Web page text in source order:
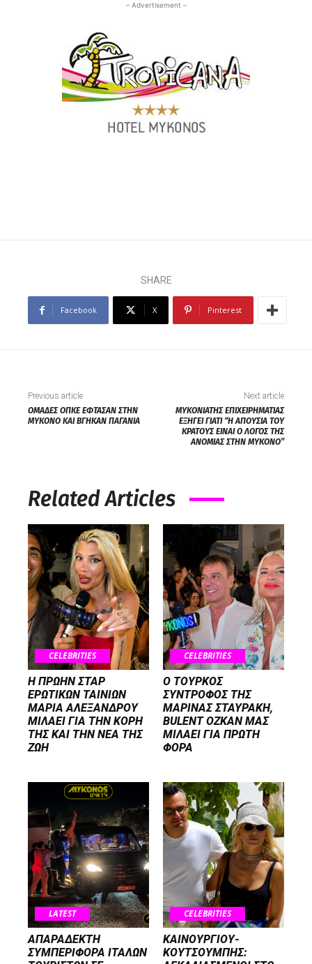
– Advertisement –
SHARE
Facebook X Pinterest
Previous article
ΟΜΑΔΕΣ ΟΠΚΕ ΕΦΤΑΣΑΝ ΣΤΗΝ
ΜΥΚΟΝΟ ΚΑΙ ΒΓΗΚΑΝ ΠΑΓΑΝΙΑ
Next article
ΜΥΚΟΝΙΑΤΗΣ ΕΠΙΧΕΙΡΗΜΑΤΙΑΣ
ΕΞΗΓΕΙ ΓΙΑΤΙ “Η ΑΠΟΥΣΙΑ ΤΟΥ
ΚΡΑΤΟΥΣ ΕΙΝΑΙ Ο ΛΟΓΟΣ ΤΗΣ
ΑΝΟΜΙΑΣ ΣΤΗΝ ΜΥΚΟΝΟ”
Related Articles
CELEBRITIES
Η ΠΡΩΗΝ ΣΤΑΡ
ΕΡΩΤΙΚΩΝ ΤΑΙΝΙΩΝ
ΜΑΡΙΑ ΑΛΕΞΑΝΔΡΟΥ
ΜΙΛΑΕΙ ΓΙΑ ΤΗΝ ΚΟΡΗ
ΤΗΣ ΚΑΙ ΤΗΝ ΝΕΑ ΤΗΣ
ΖΩΗ
CELEBRITIES
Ο ΤΟΥΡΚΟΣ
ΣΥΝΤΡΟΦΟΣ ΤΗΣ
ΜΑΡΙΝΑΣ ΣΤΑΥΡΑΚΗ,
BULENT OZKAN ΜΑΣ
ΜΙΛΑΕΙ ΓΙΑ ΠΡΩΤΗ
ΦΟΡΑ
LATEST
ΑΠΑΡΑΔΕΚΤΗ
ΣΥΜΠΕΡΙΦΟΡΑ ΙΤΑΛΩΝ
CELEBRITIES
ΚΑΙΝΟΥΡΓΙΟΥ-
ΚΟΥΤΣΟΥΜΠΗΣ: